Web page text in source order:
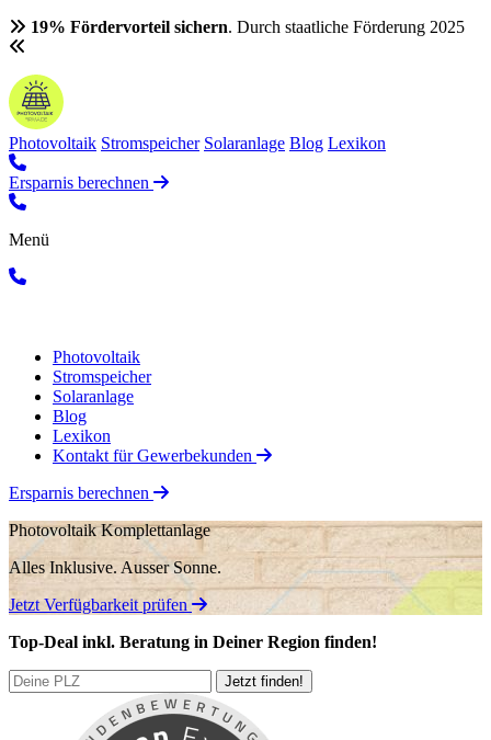
19% Fördervorteil sichern. Durch staatliche Förderung 2025
Photovoltaik Stromspeicher Solaranlage Blog Lexikon
Ersparnis berechnen
Menü
Photovoltaik
Stromspeicher
Solaranlage
Blog
Lexikon
Kontakt für Gewerbekunden
Ersparnis berechnen
Photovoltaik Komplettanlage
Alles Inklusive. Ausser Sonne.
Jetzt Verfügbarkeit prüfen
Top-Deal inkl. Beratung in Deiner Region finden!